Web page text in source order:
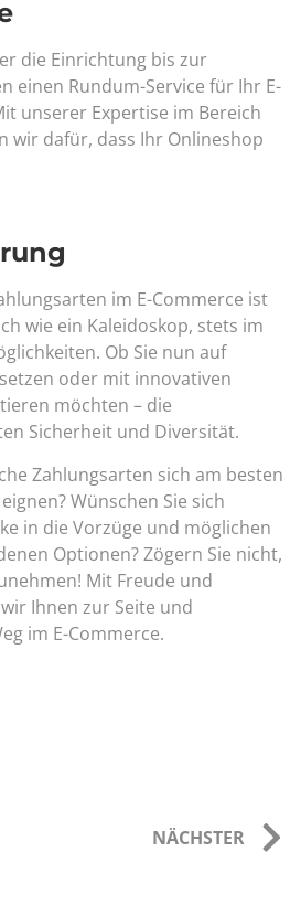
die Einrichtung bis zur
einen Rundum-Service für Ihr E-
unserer Expertise im Bereich
wir dafür, dass Ihr Onlineshop
im E-Commerce ist
wie ein Kaleidoskop, stets im
Ob Sie nun auf
oder mit innovativen
möchten – die
Sicherheit und Diversität.
Zahlungsarten sich am besten
Wünschen Sie sich
in die Vorzüge und möglichen
Optionen? Zögern Sie nicht,
Mit Freude und
Ihnen zur Seite und
im E-Commerce.
NÄCHSTER